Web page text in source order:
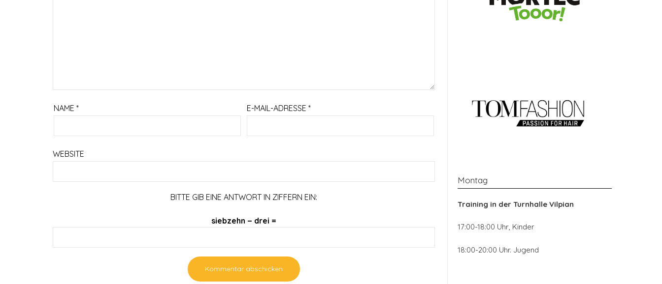
NAME * E-MAIL-ADRESSE *
WEBSITE
BITTE GIB EINE ANTWORT IN ZIFFERN EIN:
siebzehn − drei =
Montag
Training in der Turnhalle Vilpian
17:00-18:00 Uhr, Kinder
18:00-20:00 Uhr. Jugend